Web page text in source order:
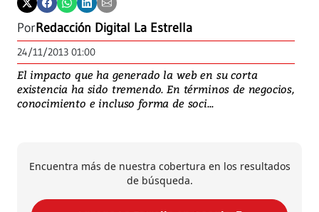
PorRedacción Digital La Estrella
24/11/2013 01:00
El impacto que ha generado la web en su corta
existencia ha sido tremendo. En términos de negocios,
conocimiento e incluso forma de soci...
Encuentra más de nuestra cobertura en los resultados
de búsqueda.